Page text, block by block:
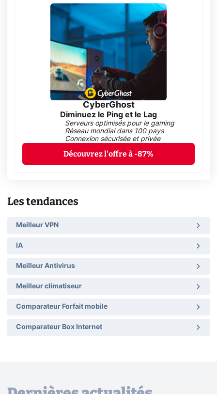
CyberGhost
Diminuez le Ping et le Lag
Serveurs optimisés pour le gaming
Réseau mondial dans 100 pays
Connexion sécurisée et privée
Découvrez l'offre à -87%
Les tendances
Meilleur VPN
IA
Meilleur Antivirus
Meilleur climatiseur
Comparateur Forfait mobile
Comparateur Box Internet